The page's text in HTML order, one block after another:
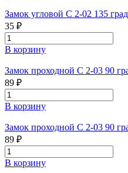
Замок угловой С 2-02 135
35 ₽
В корзину
Замок проходной С 2-03 90
89 ₽
В корзину
Замок проходной С 2-03 90
89 ₽
В корзину